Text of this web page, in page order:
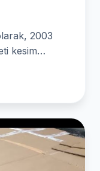
2003
kesim